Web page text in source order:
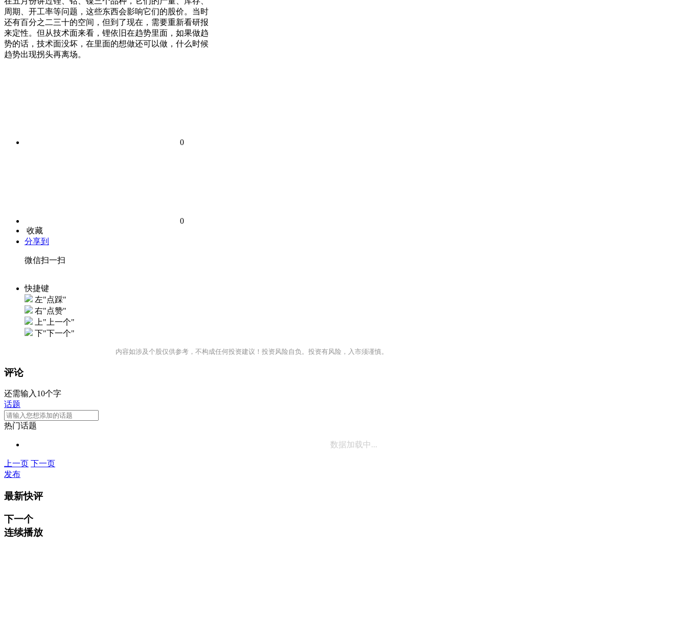
周期、开工率等问题，这些东西会影响它们的股价。当时
还有百分之二三十的空间，但到了现在，需要重新看研报
来定性。但从技术面来看，锂依旧在趋势里面，如果做趋
势的话，技术面没坏，在里面的想做还可以做，什么时候
趋势出现拐头再离场。
0
0
收藏
分享到
微信扫一扫
快捷键
左"点踩"
右"点赞"
上"上一个"
下"下一个"
内容如涉及个股仅供参考，不构成任何投资建议！投资风险自负。投资有风险，入市须谨慎。
评论
还需输入10个字
话题
热门话题
数据加载中...
上一页 下一页
发布
最新快评
下一个
连续播放